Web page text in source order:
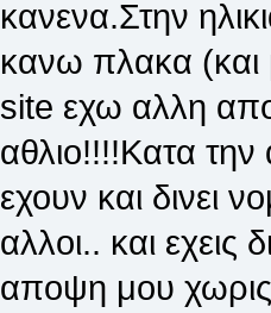
κανενα.Στην
κανω πλακα (και
site εχω αλλη
αθλιο!!!!Κατα
εχουν και δινει
αλλοι.. και
αποψη μου